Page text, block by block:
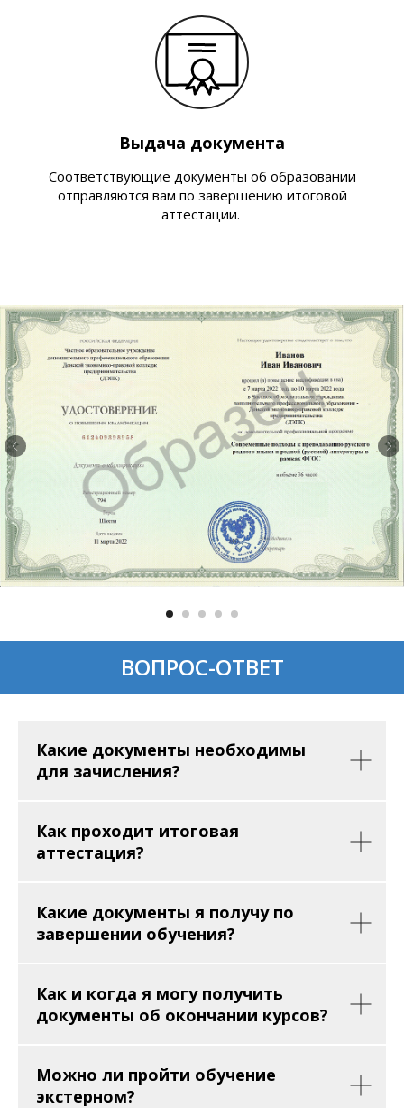
Выдача документа
Соответствующие документы об образовании
отправляются вам по завершению итоговой
аттестации.
ВОПРОС-ОТВЕТ
Какие документы необходимы
для зачисления?
Как проходит итоговая
аттестация?
Какие документы я получу по
завершении обучения?
Как и когда я могу получить
документы об окончании курсов?
Можно ли пройти обучение
экстерном?